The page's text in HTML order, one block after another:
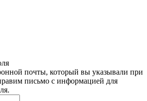
почты, который вы указывали при
письмо с информацией для